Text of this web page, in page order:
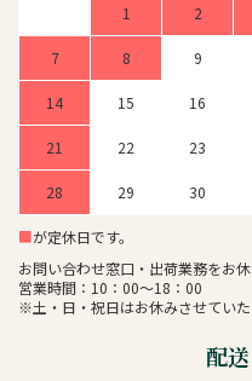
1 2
7 8 9
14 15 16
21 22 23
28 29 30
■が定休日です。
お問い合わせ窓口・出荷業務をお休
営業時間：10：00～18：00
※土・日・祝日はお休みさせていた
配